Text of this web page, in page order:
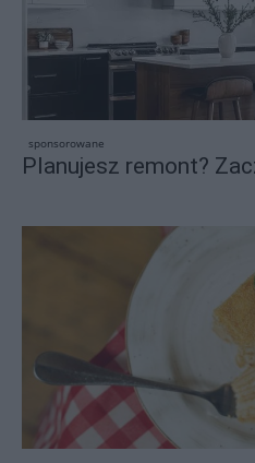
sponsorowane
Planujesz remont?